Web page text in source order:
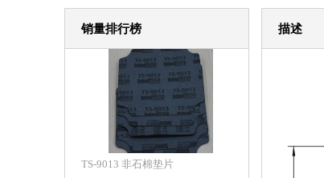
销量排行榜
TS-9013 非石棉垫片
描述